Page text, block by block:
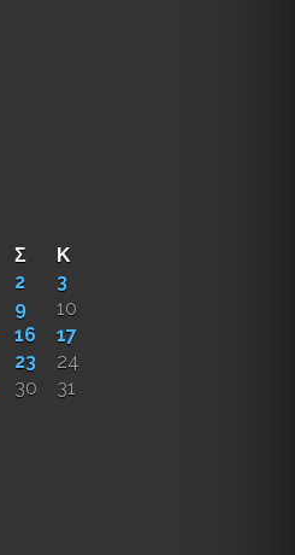
Σ
Κ
2
3
9
10
16
17
23
24
30
31